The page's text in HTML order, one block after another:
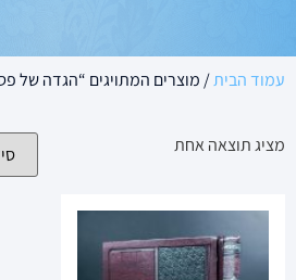
עמוד הבית/ מוצרים המתויגים “הגדה של
מציג תוצאה אחת